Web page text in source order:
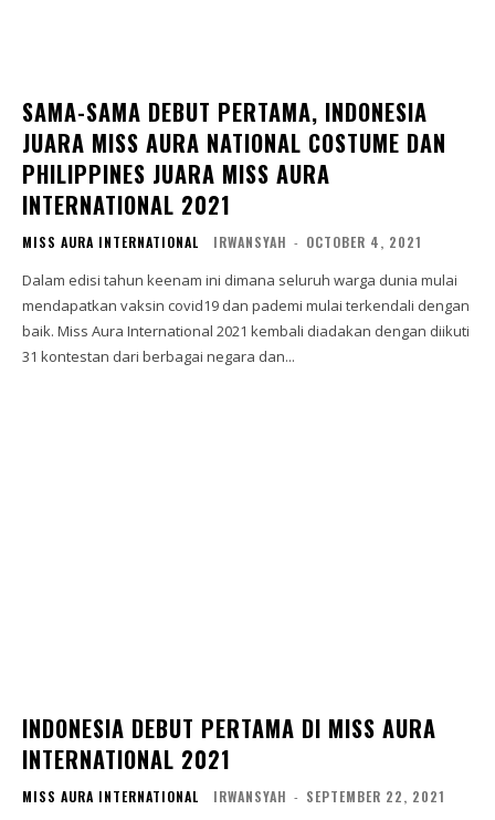
SAMA-SAMA DEBUT PERTAMA, INDONESIA
JUARA MISS AURA NATIONAL COSTUME DAN
PHILIPPINES JUARA MISS AURA
INTERNATIONAL 2021
MISS AURA INTERNATIONAL IRWANSYAH - OCTOBER 4, 2021
Dalam edisi tahun keenam ini dimana seluruh warga dunia mulai
mendapatkan vaksin covid19 dan pademi mulai terkendali dengan
baik. Miss Aura International 2021 kembali diadakan dengan diikuti
31 kontestan dari berbagai negara dan...
INDONESIA DEBUT PERTAMA DI MISS AURA
INTERNATIONAL 2021
MISS AURA INTERNATIONAL IRWANSYAH - SEPTEMBER 22, 2021